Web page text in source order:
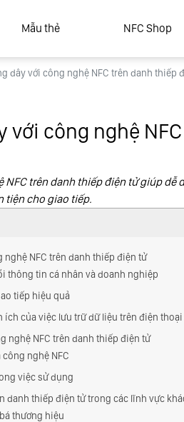
Mẫu thẻ NFC Shop
dây với công nghệ NFC trên danh thiếp
với công nghệ
trên danh thiếp điện tử giúp dễ
tiện cho giao tiếp.
NFC trên danh thiếp điện tử
thông tin cá nhân và doanh nghiệp
tiếp hiệu quả
ích của việc lưu trữ dữ liệu trên điện
nghệ NFC trên danh thiếp điện tử
nghệ NFC
việc sử dụng
danh thiếp điện tử trong các lĩnh vực
thương hiệu